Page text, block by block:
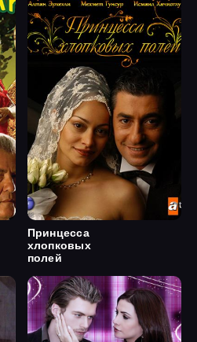
Принцесса
хлопковых
полей